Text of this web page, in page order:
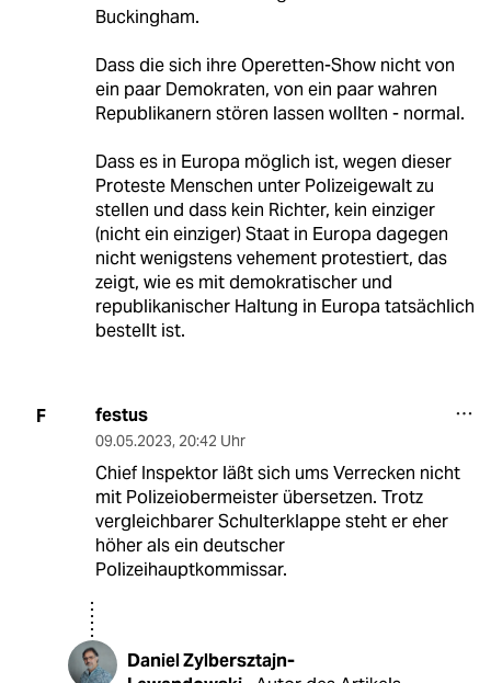
Buckingham.
Dass die sich ihre Operetten-Show nicht von
ein paar Demokraten, von ein paar wahren
Republikanern stören lassen wollten - normal.
Dass es in Europa möglich ist, wegen dieser
Proteste Menschen unter Polizeigewalt zu
stellen und dass kein Richter, kein einziger
(nicht ein einziger) Staat in Europa dagegen
nicht wenigstens vehement protestiert, das
zeigt, wie es mit demokratischer und
republikanischer Haltung in Europa tatsächlich
bestellt ist.
F festus
09.05.2023, 20:42 Uhr
Chief Inspektor läßt sich ums Verrecken nicht
mit Polizeiobermeister übersetzen. Trotz
vergleichbarer Schulterklappe steht er eher
höher als ein deutscher
Polizeihauptkommissar.
Daniel Zylbersztajn-